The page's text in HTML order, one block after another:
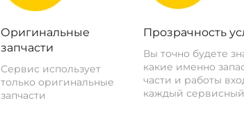
Оригинальные
запчасти
Сервис использует
только оригинальные
запчасти
Прозрачность
Вы точно будете
какие именно
части и работы
каждый сервисный